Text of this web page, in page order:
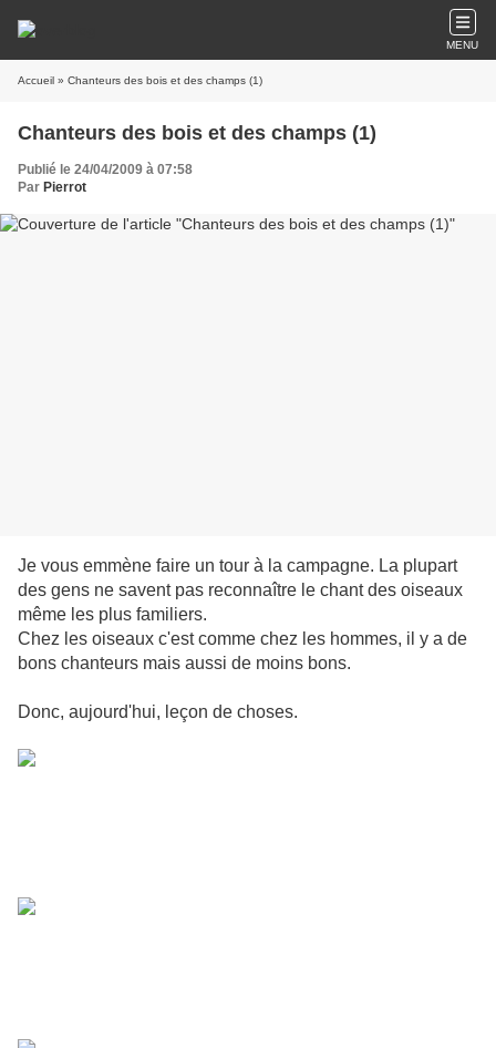
MENU
Accueil » Chanteurs des bois et des champs (1)
Chanteurs des bois et des champs (1)
Publié le 24/04/2009 à 07:58
Par Pierrot
Je vous emmène faire un tour à la campagne. La plupart
des gens ne savent pas reconnaître le chant des oiseaux
même les plus familiers.
Chez les oiseaux c'est comme chez les hommes, il y a de
bons chanteurs mais aussi de moins bons.
Donc, aujourd'hui, leçon de choses.